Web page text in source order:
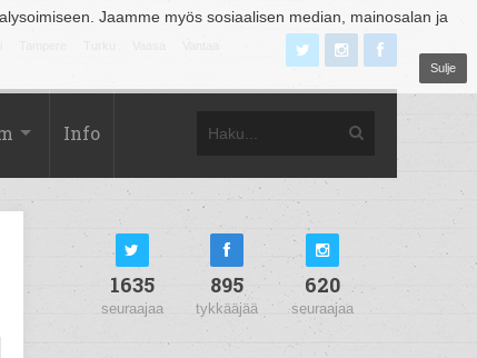
Jaamme myös sosiaalisen median, mainosalan ja
Sulje
Info
1635
seuraajaa
895
tykkääjää
620
seuraajaa